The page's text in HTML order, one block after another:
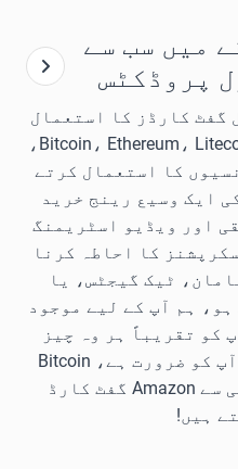
میں سب سے
پروڈکٹس
گفٹ کارڈز کا استعمال
کرتے ہوئے، آپ Bitcoin، Ethereum، Litecoin، Solana،
کرنسیوں کا استعمال کرتے
ایک وسیع رینج خرید
اور ویڈیو اسٹریمنگ
کا احاطہ کرنا
ٹیک گیجٹس، یا
ہم آپ کے لیے موجود
کو تقریباً ہر وہ چیز
حاصل کرنے کے لیے جس کی آپ کو ضرورت ہے، Bitcoin
یا دیگر کرپٹو سے آسانی سے Amazon گفٹ کارڈ
ہیں!